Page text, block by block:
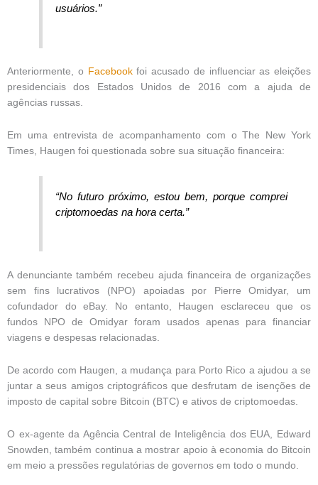
usuários.”
Anteriormente, o Facebookfoi acusado de influenciar as eleições
presidenciais dos Estados Unidos de 2016 com a ajuda de
agências russas.
Em uma entrevista de acompanhamento com o The New York
Times, Haugen foi questionada sobre sua situação financeira:
“No futuro próximo, estou bem, porque comprei
criptomoedas na hora certa.”
A denunciante também recebeu ajuda financeira de organizações
sem fins lucrativos (NPO) apoiadas por Pierre Omidyar, um
cofundador do eBay. No entanto, Haugen esclareceu que os
fundos NPO de Omidyar foram usados ​​apenas para financiar
viagens e despesas relacionadas.
De acordo com Haugen, a mudança para Porto Rico a ajudou a se
juntar a seus amigos criptográficos que desfrutam de isenções de
imposto de capital sobre Bitcoin (BTC) e ativos de criptomoedas.
O ex-agente da Agência Central de Inteligência dos EUA, Edward
Snowden, também continua a mostrar apoio à economia do Bitcoin
em meio a pressões regulatórias de governos em todo o mundo.